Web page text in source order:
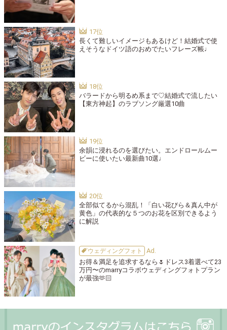
長くて難しいイメージもあるけど！結婚式で使
えそうなドイツ語のおめでたいフレーズ帳♩
バラードから明るめ系まで♡結婚式で流したい
【東方神起】のラブソング厳選10曲
余韻に浸れるのを選びたい。エンドロールムー
ビーに使いたい最新曲10選♩
全部似てるから混乱！「白い花びら＆真ん中が
黄色」の代表的な５つのお花を区別できるよう
に解説
ウェディングフォト
お得＆満足を追求するなら🌷ドレス3着選べて23
万円〜のmarryコラボウェディングフォトプラン
が最強🫶🏻